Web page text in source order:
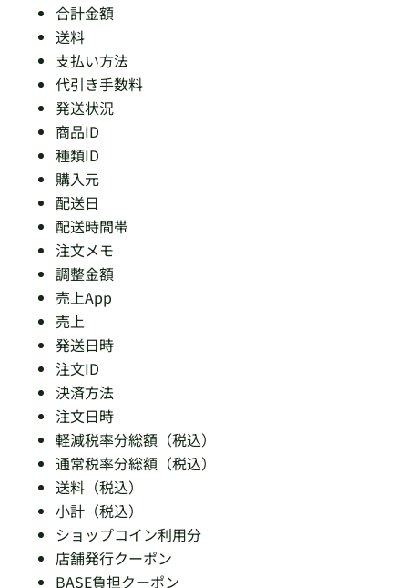
合計金額
送料
支払い方法
代引き手数料
発送状況
商品ID
種類ID
購入元
配送日
配送時間帯
注文メモ
調整金額
売上App
売上
発送日時
注文ID
決済方法
注文日時
軽減税率分総額（税込）
通常税率分総額（税込）
送料（税込）
小計（税込）
ショップコイン利用分
店舗発行クーポン
BASE負担クーポン